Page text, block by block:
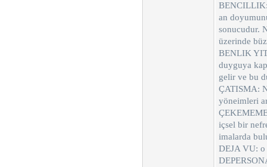
an
sonucudur.
üzerinde
BENLIK
duyguya
gelir ve bu
ÇATISMA:
yöneimleri
içsel bir
imalarda
DEJA VU: o